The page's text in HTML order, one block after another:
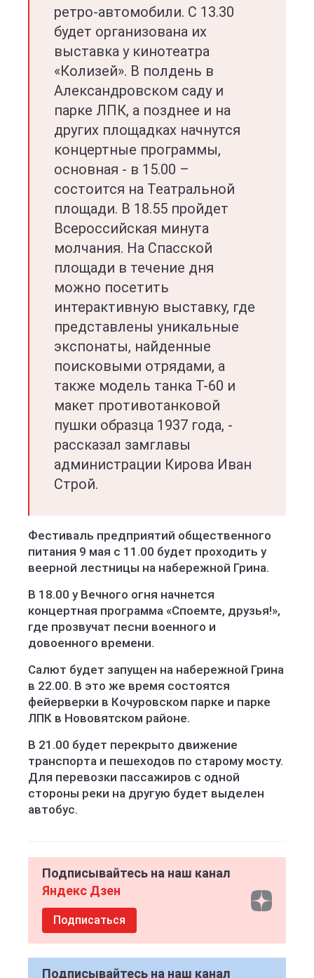
ретро-автомобили. С 13.30
будет организована их
выставка у кинотеатра
«Колизей». В полдень в
Александровском саду и
парке ЛПК, а позднее и на
других площадках начнутся
концертные программы,
основная - в 15.00 –
состоится на Театральной
площади. В 18.55 пройдет
Всероссийская минута
молчания. На Спасской
площади в течение дня
можно посетить
интерактивную выставку, где
представлены уникальные
экспонаты, найденные
поисковыми отрядами, а
также модель танка Т-60 и
макет противотанковой
пушки образца 1937 года, -
рассказал замглавы
администрации Кирова Иван
Строй.
Фестиваль предприятий общественного
питания 9 мая с 11.00 будет проходить у
веерной лестницы на набережной Грина.
В 18.00 у Вечного огня начнется
концертная программа «Споемте, друзья!»,
где прозвучат песни военного и
довоенного времени.
Салют будет запущен на набережной Грина
в 22.00. В это же время состоятся
фейерверки в Кочуровском парке и парке
ЛПК в Нововятском районе.
В 21.00 будет перекрыто движение
транспорта и пешеходов по старому мосту.
Для перевозки пассажиров с одной
стороны реки на другую будет выделен
автобус.
Подписывайтесь на наш канал
Яндекс Дзен
Подписаться
Подписывайтесь на наш канал